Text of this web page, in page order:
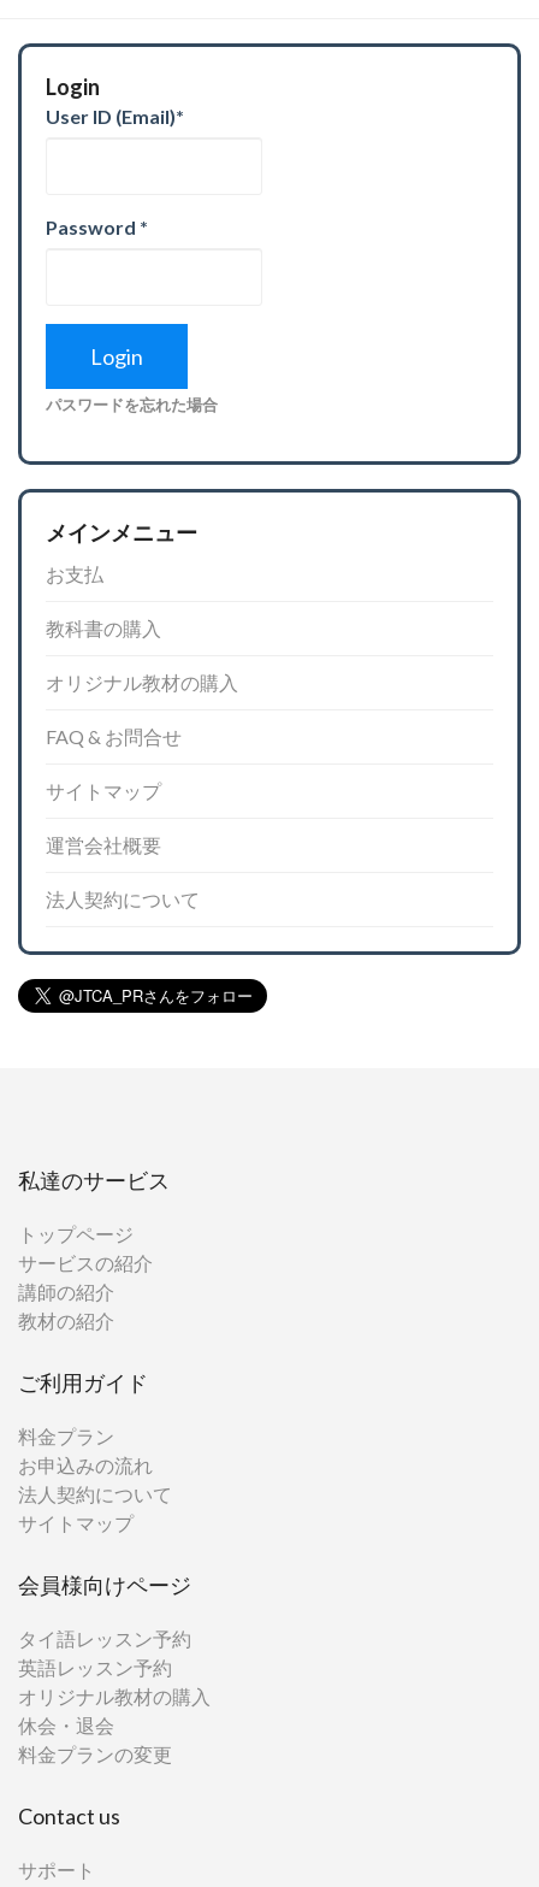
Login
User ID (Email)*
Password *
パスワードを忘れた場合
メインメニュー
お支払
教科書の購入
オリジナル教材の購入
FAQ & お問合せ
サイトマップ
運営会社概要
法人契約について
私達のサービス
トップページ
サービスの紹介
講師の紹介
教材の紹介
ご利用ガイド
料金プラン
お申込みの流れ
法人契約について
サイトマップ
会員様向けページ
タイ語レッスン予約
英語レッスン予約
オリジナル教材の購入
休会・退会
料金プランの変更
Contact us
サポート